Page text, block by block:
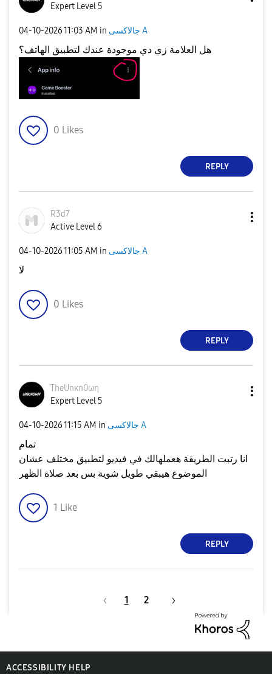
Expert Level 5
‎04-10-202611:03 AM in جالاكسى A
هل العلامة زي دي موجودة عندك لتطبيق الهاتف؟
0 Likes
REPLY
R3d7
Active Level 6
‎04-10-202611:05 AM in جالاكسى A
لا
0 Likes
REPLY
TheUnκn0ωη
Expert Level 5
‎04-10-202611:15 AM in جالاكسى A
تمام
انا رتبت الطريقة هعملهالك في فيديو لتطبيق مختلف عشان
الموضوع هيبقي طويل شوية بس بعد صلاة الظهر
1 Like
REPLY
1 2
ACCESSIBILITY HELP